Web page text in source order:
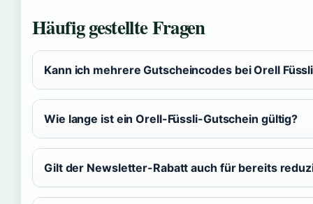
Häufig gestellte Fragen
Kann ich mehrere Gutscheincodes bei Orell
Wie lange ist ein Orell-Füssli-Gutschein gültig?
Gilt der Newsletter-Rabatt auch für bereits